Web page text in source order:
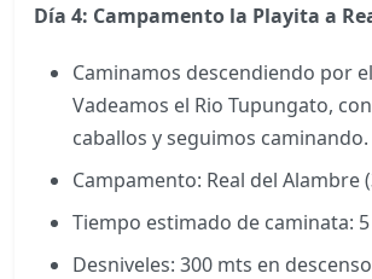
Día 4: Campamento la Playita a
Caminamos descendiendo por
Vadeamos el Rio Tupungato,
caballos y seguimos caminando.
Campamento: Real del Alambre
Tiempo estimado de caminata:
Desniveles: 300 mts en